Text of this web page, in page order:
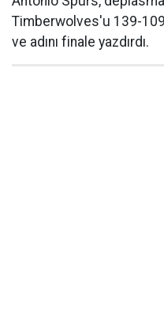
Timberwolves'u 139-
ve adını finale yazdırdı.